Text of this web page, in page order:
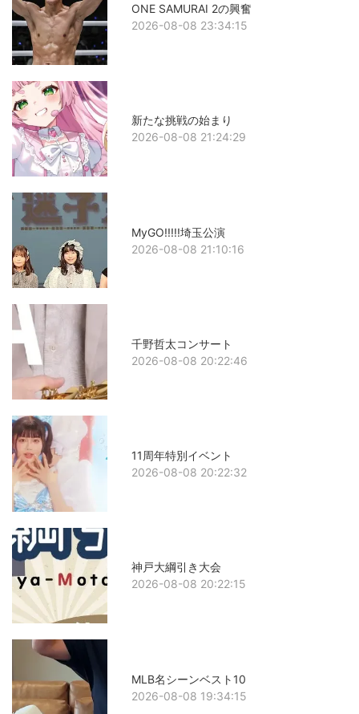
ONE SAMURAI 2の興奮
2026-08-08 23:34:15
新たな挑戦の始まり
2026-08-08 21:24:29
MyGO!!!!!埼玉公演
2026-08-08 21:10:16
千野哲太コンサート
2026-08-08 20:22:46
11周年特別イベント
2026-08-08 20:22:32
神戸大綱引き大会
2026-08-08 20:22:15
MLB名シーンベスト10
2026-08-08 19:34:15